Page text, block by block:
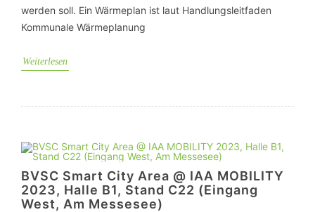
werden soll. Ein Wärmeplan ist laut Handlungsleitfaden
Kommunale Wärmeplanung
Weiterlesen
BVSC Smart City Area @ IAA MOBILITY
2023, Halle B1, Stand C22 (Eingang
West, Am Messesee)